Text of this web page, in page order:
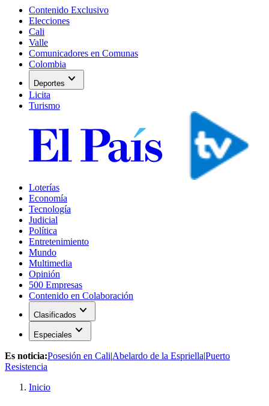
Contenido Exclusivo
Elecciones
Cali
Valle
Comunicadores en Comunas
Colombia
Deportes expand_more
Licita
Turismo
Loterías
Economía
Tecnología
Judicial
Política
Entretenimiento
Mundo
Multimedia
Opinión
500 Empresas
Contenido en Colaboración
Clasificados expand_more
Especiales expand_more
Es noticia:Posesión en Cali|Abelardo de la Espriella|Puerto
Resistencia
Inicio